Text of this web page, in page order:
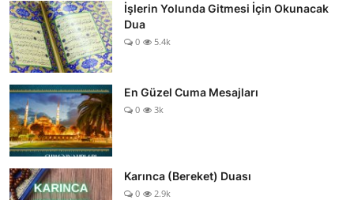
İşlerin Yolunda Gitmesi İçin Okunacak
Dua
0 5.4k
En Güzel Cuma Mesajları
0 3k
Karınca (Bereket) Duası
0 2.9k